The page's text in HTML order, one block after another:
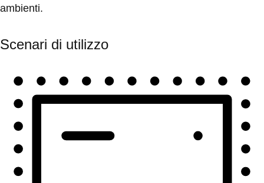
ambienti.
Scenari di utilizzo